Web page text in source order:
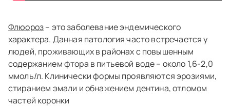
Флюороз– этозаболеваниеэндемического
характера. Данная патология часто встречается у
людей, проживающих в районах с повышенным
содержанием фтора в питьевой воде – около 1,6-2,0
ммоль/л. Клинически формы проявляются эрозиями,
стиранием эмали и обнажением дентина, отломом
частей коронки